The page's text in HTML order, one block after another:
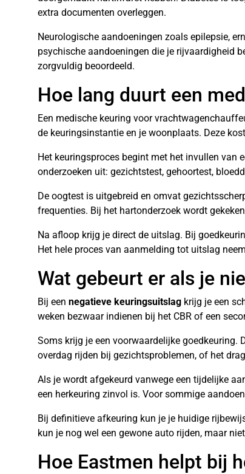
extra documenten overleggen.
Neurologische aandoeningen zoals epilepsie,
psychische aandoeningen die je rijvaardigheid
zorgvuldig beoordeeld.
Hoe lang duurt een
Een medische keuring voor
de keuringsinstantie en je woonplaats. Deze
Het keuringsproces begint met het invullen van
onderzoeken uit: gezichtstest, gehoortest,
De oogtest is uitgebreid en omvat
frequenties. Bij het hartonderzoek wordt
Na afloop krijg je direct de uitslag. Bij
Het hele proces van aanmelding tot uitslag
Wat gebeurt er als je
Bij een negatieve keuringsuitslag krijg je een
weken bezwaar indienen bij het CBR of een
Soms krijg je een voorwaardelijke goedkeuring.
overdag rijden bij gezichtsproblemen, of het
Als je wordt afgekeurd vanwege een tijdelijke
een herkeuring zinvol is. Voor sommige
Bij definitieve afkeuring kun je je huidige
kun je nog wel een gewone auto rijden, maar
Hoe Eastmen helpt bij